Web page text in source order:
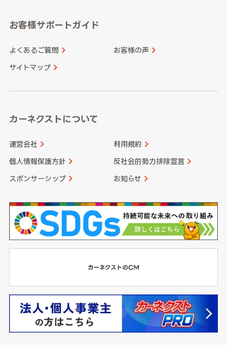
愛知県
和歌山県
山口県
香川県 愛媛県
長崎県
大分県 宮崎県
お客様サポートガイド
よくあるご質問 お客様の声
サイトマップ
カーネクストについて
運営会社 利用規約
個人情報保護方針 反社会的勢力排除宣言
スポンサーシップ お知らせ